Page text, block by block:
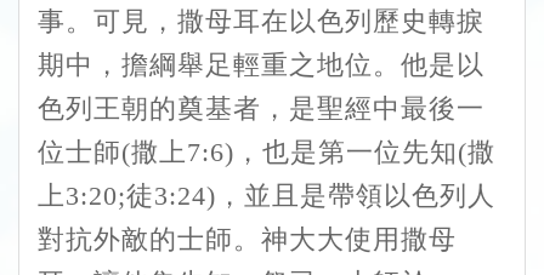
事。可見，撒母耳在以色列歷史轉捩
期中，擔綱舉足輕重之地位。他是以
色列王朝的奠基者，是聖經中最後一
位士師(撒上7:6)，也是第一位先知(撒
上3:20;徒3:24)，並且是帶領以色列人
對抗外敵的士師。神大大使用撒母